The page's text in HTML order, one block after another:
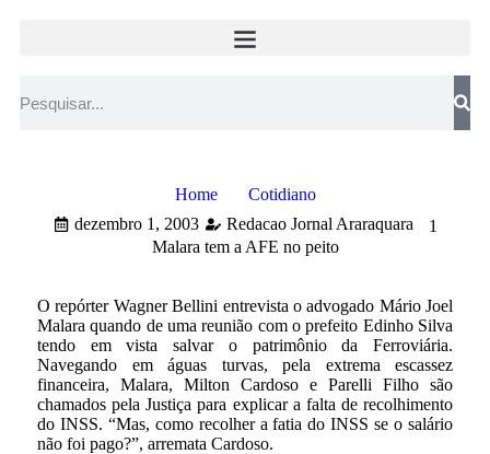
Home
Cotidiano
dezembro 1, 2003
Redacao Jornal Araraquara
1
Malara tem a AFE no peito
O repórter Wagner Bellini entrevista o advogado Mário Joel
Malara quando de uma reunião com o prefeito Edinho Silva
tendo em vista salvar o patrimônio da Ferroviária.
Navegando em águas turvas, pela extrema escassez
financeira, Malara, Milton Cardoso e Parelli Filho são
chamados pela Justiça para explicar a falta de recolhimento
do INSS. “Mas, como recolher a fatia do INSS se o salário
não foi pago?”, arremata Cardoso.